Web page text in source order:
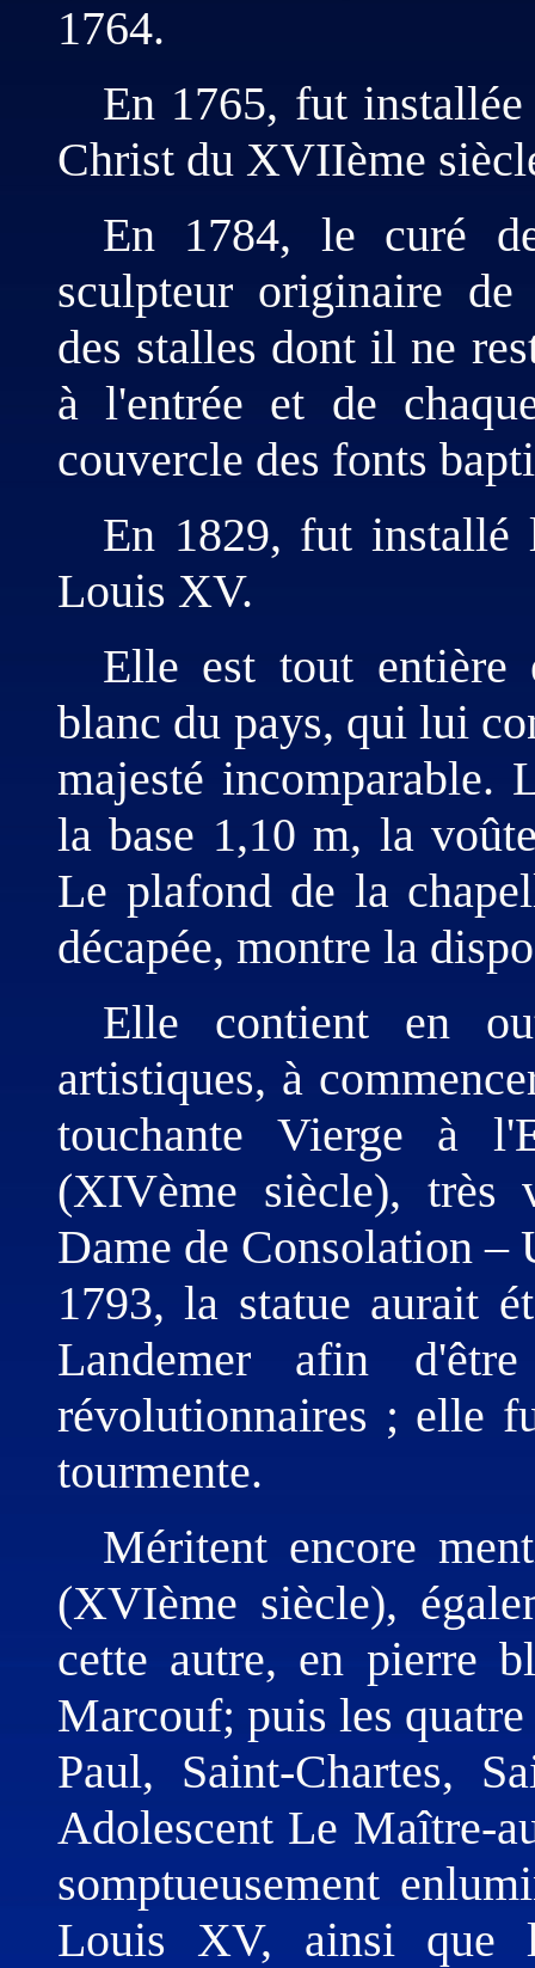
1764.
En 1765, fut
Christ du XVIIème
En 1784, le curé
sculpteur originaire
des stalles dont il ne
à l'entrée et de
couvercle des fonts
En 1829, fut installé
Louis XV.
Elle est tout entière
blanc du pays, qui lui
majesté incomparable.
la base 1,10 m, la
Le plafond de la
décapée, montre la
Elle contient en
artistiques, à
touchante Vierge à
(XIVème siècle), très
Dame de Consolation –
1793, la statue aurait
Landemer afin
révolutionnaires ; elle
tourmente.
Méritent encore
(XVIème siècle),
cette autre, en pierre
Marcouf; puis les quatre
Paul, Saint-Chartes,
Adolescent Le Maître-
somptueusement
Louis XV, ainsi que